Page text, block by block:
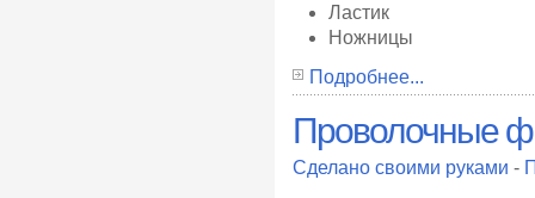
Ластик
Ножницы
Подробнее...
Проволочные
Сделано своими руками -